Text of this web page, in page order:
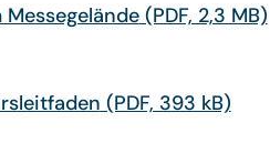
(PDF, 2,3 MB)
(PDF, 393 kB)